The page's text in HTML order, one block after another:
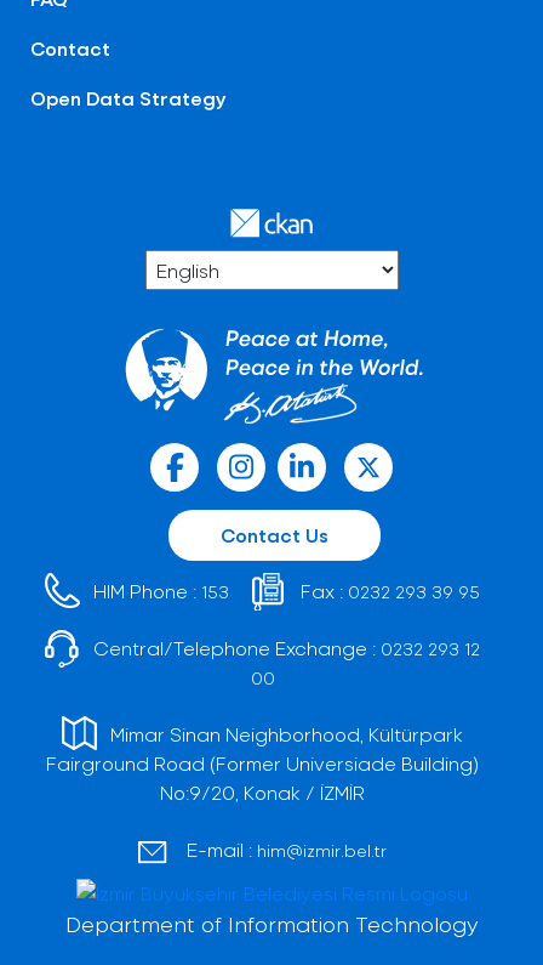
Contact
Open Data Strategy
Contact Us
HIM Phone : 153 Fax : 0232 293 39 95
Central/Telephone Exchange : 0232 293 12
00
Mimar Sinan Neighborhood, Kültürpark
Fairground Road (Former Universiade Building)
No:9/20, Konak / İZMİR
E-mail : him@izmir.bel.tr
Department of Information Technology